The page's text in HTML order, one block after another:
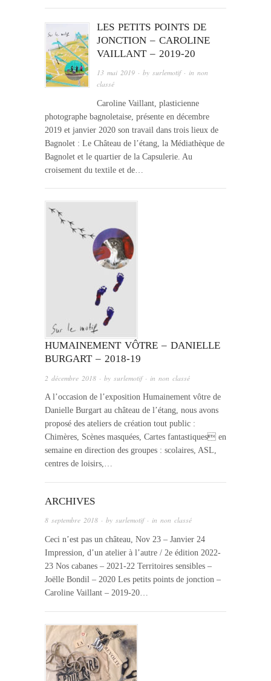
LES PETITS POINTS DE
JONCTION – CAROLINE
VAILLANT – 2019-20
13 mai 2019 · by surlemotif· innon
classé
Caroline Vaillant, plasticienne
photographe bagnoletaise, présente en décembre
2019 et janvier 2020 son travail dans trois lieux de
Bagnolet : Le Château de l’étang, la Médiathèque de
Bagnolet et le quartier de la Capsulerie. Au
croisement du textile et de…
HUMAINEMENT VÔTRE – DANIELLE
BURGART – 2018-19
2 décembre 2018 · by surlemotif· in non classé
A l’occasion de l’exposition Humainement vôtre de
Danielle Burgart au château de l’étang, nous avons
proposé des ateliers de création tout public :
Chimères, Scènes masquées, Cartes fantastiques en
semaine en direction des groupes : scolaires, ASL,
centres de loisirs,…
ARCHIVES
8 septembre 2018 · by surlemotif· in non classé
Ceci n’est pas un château, Nov 23 – Janvier 24
Impression, d’un atelier à l’autre / 2e édition 2022-
23 Nos cabanes – 2021-22 Territoires sensibles –
Joëlle Bondil – 2020 Les petits points de jonction –
Caroline Vaillant – 2019-20…